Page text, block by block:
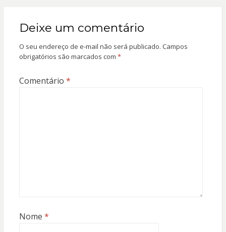
Deixe um comentário
O seu endereço de e-mail não será publicado. Campos
obrigatórios são marcados com *
Comentário *
Nome *